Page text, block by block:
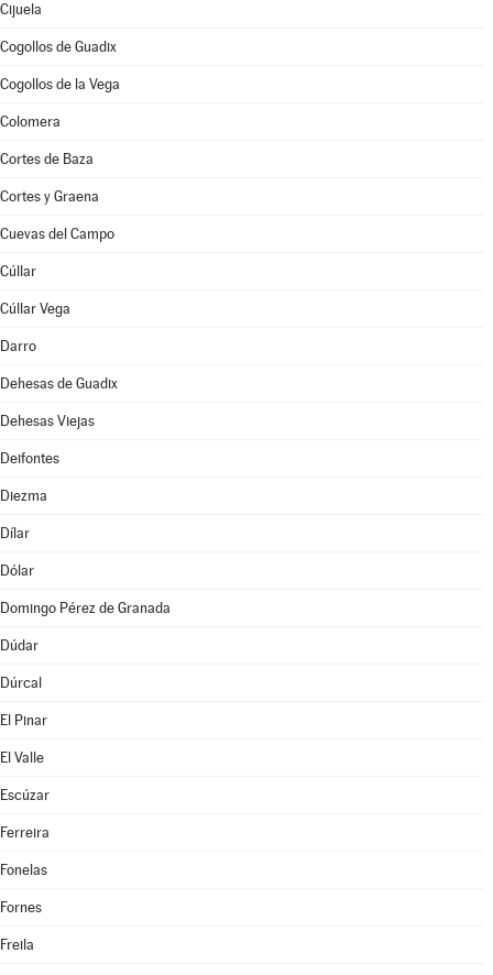
Cijuela
Cogollos de Guadix
Cogollos de la Vega
Colomera
Cortes de Baza
Cortes y Graena
Cuevas del Campo
Cúllar
Cúllar Vega
Darro
Dehesas de Guadix
Dehesas Viejas
Deifontes
Diezma
Dílar
Dólar
Domingo Pérez de Granada
Dúdar
Dúrcal
El Pinar
El Valle
Escúzar
Ferreira
Fonelas
Fornes
Freila